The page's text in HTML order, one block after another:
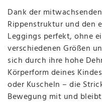
Dank der
Rippenstruktur und den
Leggings perfekt, ohne
verschiedenen Größen
sich durch ihre hohe
Körperform deines
oder Kuscheln – die
Bewegung mit und